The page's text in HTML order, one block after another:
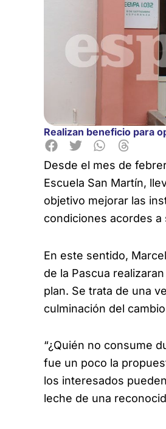
Realizan beneficio para
Desde el mes de
Escuela San Martín,
objetivo mejorar las
condiciones acordes a
En este sentido,
de la Pascua
plan. Se trata de una
culminación del
“¿Quién no consume
fue un poco la
los interesados
leche de una